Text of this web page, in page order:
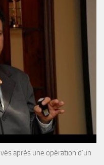
après une opération d’un